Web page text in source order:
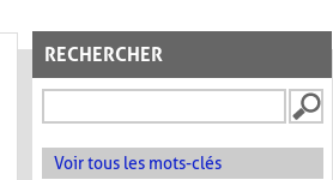
RECHERCHER
Voir tous les mots-clés